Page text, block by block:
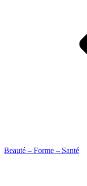
Beauté – Forme – Santé